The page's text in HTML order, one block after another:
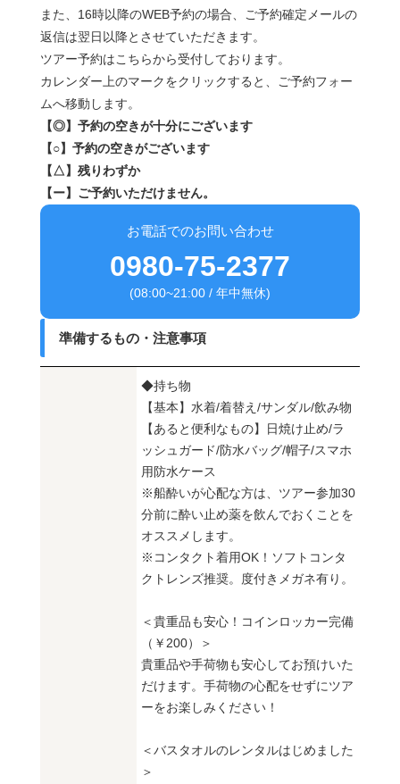
また、16時以降のWEB予約の場合、ご予約確定メールの
返信は翌日以降とさせていただきます。
ツアー予約はこちらから受付しております。
カレンダー上のマークをクリックすると、ご予約フォー
ムへ移動します。
【◎】予約の空きが十分にございます
【○】予約の空きがございます
【△】残りわずか
【ー】ご予約いただけません。
お電話でのお問い合わせ
0980-75-2377
(08:00~21:00 / 年中無休)
準備するもの・注意事項
◆持ち物
【基本】水着/着替え/サンダル/飲み物
【あると便利なもの】日焼け止め/ラ
ッシュガード/防水バッグ/帽子/スマホ
用防水ケース
※船酔いが心配な方は、ツアー参加30
分前に酔い止め薬を飲んでおくことを
オススメします。
※コンタクト着用OK！ソフトコンタ
クトレンズ推奨。度付きメガネ有り。
＜貴重品も安心！コインロッカー完備
（￥200）＞
貴重品や手荷物も安心してお預けいた
だけます。手荷物の心配をせずにツア
ーをお楽しみください！
＜バスタオルのレンタルはじめました
＞